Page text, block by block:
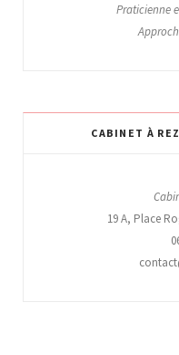
Praticienne
CABINET À
19 A, Place